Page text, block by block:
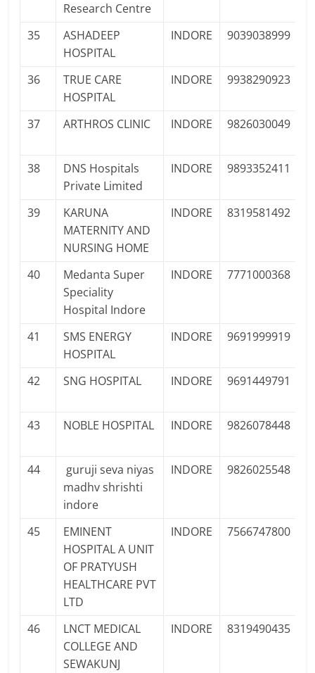
Research Centre
35
ASHADEEP
HOSPITAL
INDORE 9039038999
36
TRUE CARE
HOSPITAL
INDORE 9938290923
37
ARTHROS CLINIC INDORE 9826030049
38
DNS Hospitals
Private Limited
INDORE 9893352411
39
KARUNA
MATERNITY AND
NURSING HOME
INDORE 8319581492
40
Medanta Super
Speciality
Hospital Indore
INDORE 7771000368
41
SMS ENERGY
HOSPITAL
INDORE 9691999919
42
SNG HOSPITAL INDORE 9691449791
43
NOBLE HOSPITAL INDORE 9826078448
44
guruji seva niyas
madhv shrishti
indore
INDORE 9826025548
45
EMINENT
HOSPITAL A UNIT
OF PRATYUSH
HEALTHCARE PVT
LTD
INDORE 7566747800
46
LNCT MEDICAL
COLLEGE AND
SEWAKUNJ
INDORE 8319490435